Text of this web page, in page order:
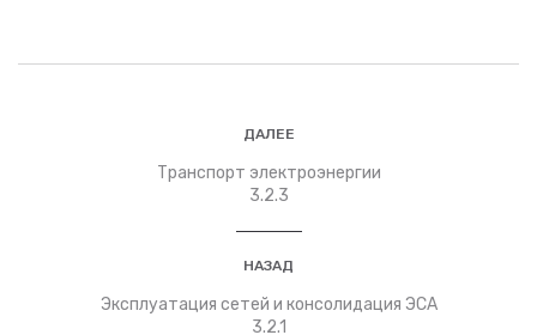
НАЗАД
Эксплуатация сетей и консолидация ЭСА
3.2.1
ДАЛЕЕ
Транспорт электроэнергии
3.2.3